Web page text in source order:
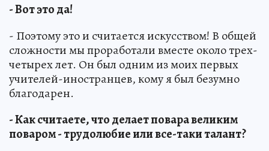
- Вот это да!
- Поэтому это и считается искусством! В общей
сложности мы проработали вместе около трех-
четырех лет. Он был одним из моих первых
учителей-иностранцев, кому я был безумно
благодарен.
- Как считаете, что делает повара великим
поваром - трудолюбие или все-таки талант?